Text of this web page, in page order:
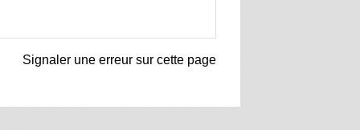
Signaler une erreur sur cette page